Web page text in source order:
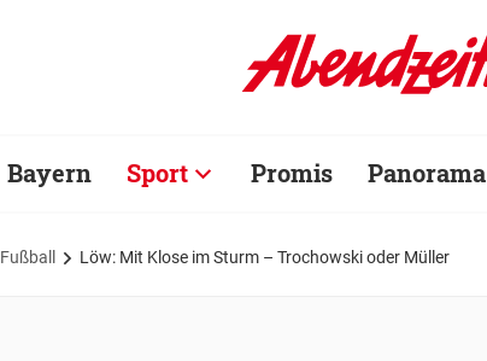
Bayern Sport Promis Panorama
Fußball Löw: Mit Klose im Sturm – Trochowski oder Müller